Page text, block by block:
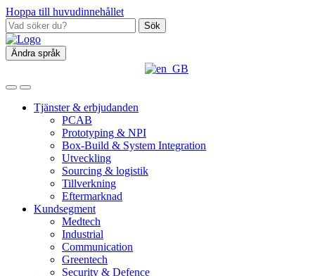
Hoppa till huvudinnehållet
Sök
Ändra språk
Tjänster & erbjudanden
PCAB
Prototyping & NPI
Box‑Build & System Integration
Utveckling
Sourcing & logistik
Tillverkning
Eftermarknad
Kundsegment
Medtech
Industrial
Communication
Greentech
Security & Defence